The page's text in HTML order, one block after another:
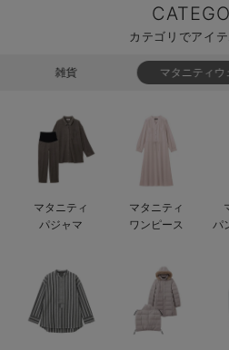
ベビー セットアップ
ベビー帽子（新生児・乳児）
新生児スリーパー・ベビーパジャマ
ベビー 小物
授乳・調乳・お食事
赤ちゃん 洗剤・洗濯用品・お掃除
赤ちゃん お風呂・ベビースキンケア
おむつ関連グッズ
ブラトップ
快適機能ウェア特集 トップス
快適機能ウェア特集 ボトムス
快適機能ウェア特集 パジャマ
安心の日本製。先輩ママが買ってよかった！本当に必要な出産準備品
ハレの日に着るANGELIEBEのセレモニー
カテゴリでアイ
雑貨 マタニティウ
マタニティ
パジャマ
マタニティ
ワンピース
パ